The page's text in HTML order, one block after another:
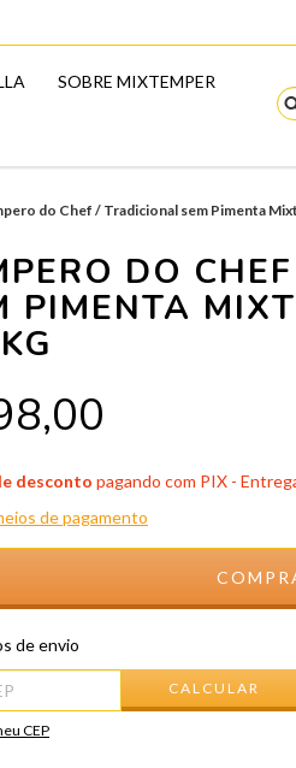
SOBRE MIXTEMPER
do Chef / Tradicional sem Pimenta
DO
PIMENTA
desconto pagando com PIX -
de pagamento
o CEP:
de envio
CALCULAR
CEP